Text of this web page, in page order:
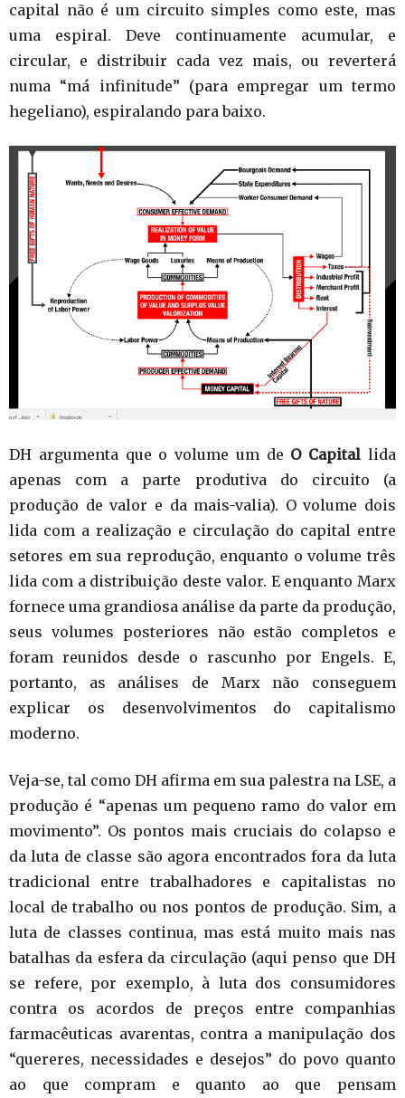
capital não é um circuito simples como este, mas
uma espiral. Deve continuamente acumular, e
circular, e distribuir cada vez mais, ou reverterá
numa “má infinitude” (para empregar um termo
hegeliano), espiralando para baixo.
DH argumenta que o volume um de O Capital lida
apenas com a parte produtiva do circuito (a
produção de valor e da mais-valia). O volume dois
lida com a realização e circulação do capital entre
setores em sua reprodução, enquanto o volume três
lida com a distribuição deste valor. E enquanto Marx
fornece uma grandiosa análise da parte da produção,
seus volumes posteriores não estão completos e
foram reunidos desde o rascunho por Engels. E,
portanto, as análises de Marx não conseguem
explicar os desenvolvimentos do capitalismo
moderno.
Veja-se, tal como DH afirma em sua palestra na LSE, a
produção é “apenas um pequeno ramo do valor em
movimento”. Os pontos mais cruciais do colapso e
da luta de classe são agora encontrados fora da luta
tradicional entre trabalhadores e capitalistas no
local de trabalho ou nos pontos de produção. Sim, a
luta de classes continua, mas está muito mais nas
batalhas da esfera da circulação (aqui penso que DH
se refere, por exemplo, à luta dos consumidores
contra os acordos de preços entre companhias
farmacêuticas avarentas, contra a manipulação dos
“quereres, necessidades e desejos” do povo quanto
ao que compram e quanto ao que pensam